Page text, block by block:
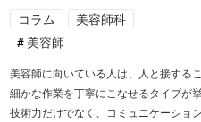
コラム
美容師科
美容師
美容師に向いている人は、人と接する
細かな作業を丁寧にこなせるタイプが挙
技術力だけでなく、コミュニケーショ